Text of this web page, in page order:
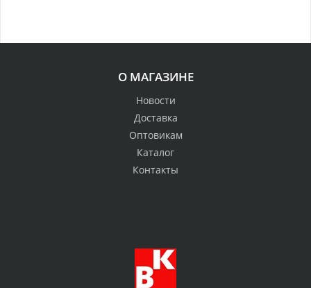
О МАГАЗИНЕ
Новости
Доставка
Оптовикам
Каталог
Контакты